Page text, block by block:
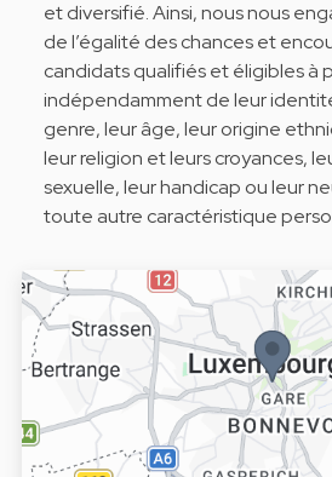
et diversifié. Ainsi, nous nous
de l’égalité des chances et
candidats qualifiés et éligibles à
indépendamment de leur
genre, leur âge, leur origine
leur religion et leurs croyances,
sexuelle, leur handicap ou leur
toute autre caractéristique